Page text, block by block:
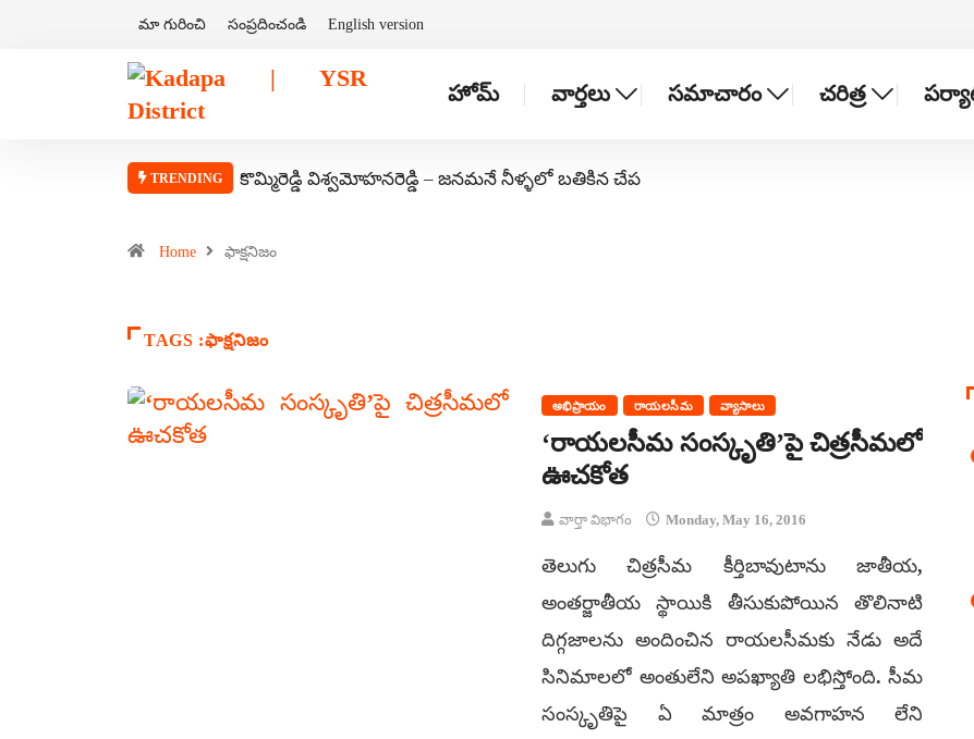
మా గురించి సంప్రదించండి English version
హోమ్ వార్తలు సమాచారం చరిత్ర
TRENDING కొమ్మిరెడ్డి విశ్వమోహనరెడ్డి – జనమనే నీళ్ళలో బతికిన చేప
Home ఫాక్షనిజం
TAGS :ఫాక్షనిజం
అభిప్రాయం రాయలసీమ వ్యాసాలు
‘రాయలసీమ సంస్కృతి’పై చిత్రసీమలో
ఊచకోత
వార్తా విభాగం Monday, May 16, 2016
తెలుగు చిత్రసీమ కీర్తిబావుటాను జాతీయ,
అంతర్జాతీయ స్థాయికి తీసుకుపోయిన తొలినాటి
దిగ్గజాలను అందించిన రాయలసీమకు నేడు అదే
సినిమాలలో అంతులేని అపఖ్యాతి లభిస్తోంది. సీమ
సంస్కృతిపై ఏ మాత్రం అవగాహన లేని